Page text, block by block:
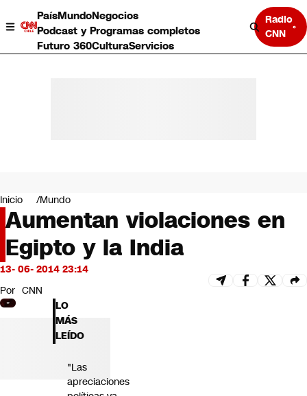
PaísMundoNegocios
Podcast y Programas completos
Futuro 360CulturaServicios
Radio
CNN
Negocios
Deportes
Programas completos
Cultura
Servicios
Bits
CNN Data
CNN tiempo
Futuro 360
Inicio Mundo
Aumentan violaciones en
Egipto y la India
13- 06- 2014 23:14
Por CNN
LO
MÁS
LEÍDO
"Las
apreciaciones